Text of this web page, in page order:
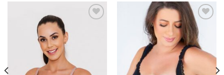
desejos
Adicionar
aos
meus